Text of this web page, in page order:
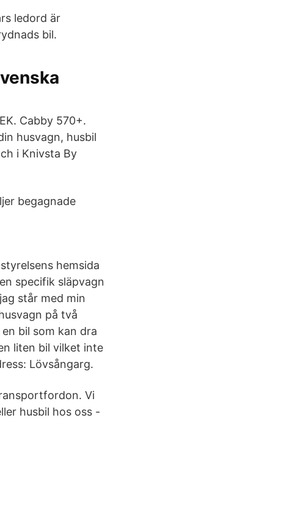
ledord är
bil.
Cabby 570+.
husvagn, husbil
i Knivsta By
begagnade
hemsida
specifik släpvagn
står med min
på två
bil som kan dra
liten bil vilket inte
Lövsångarg.
Vi
husbil hos oss -